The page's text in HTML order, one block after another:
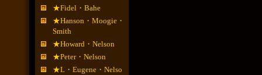
★Fidel・Bahe
★Hanson・Moogie・
Smith
★Howard・Nelson
★Peter・Nelson
★L・Eugene・Nelso